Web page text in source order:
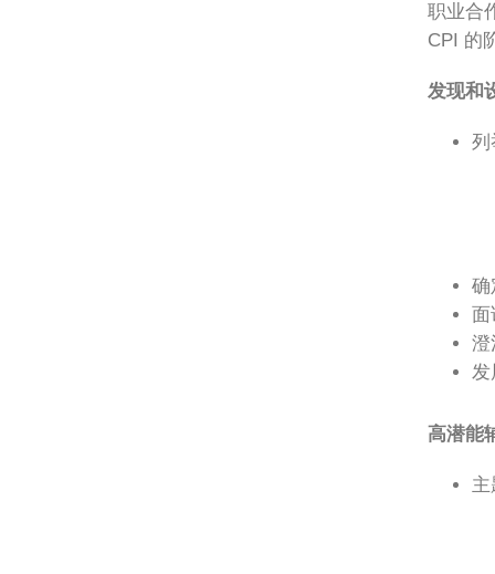
职业合
CPI 的
发现和
列
确
面
澄
发
高潜能